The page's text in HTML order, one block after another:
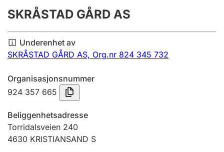
Årsregnskap
Innsending og forsinkelsesgebyr
Tinglysing
Jeger
Betaling og jegeravgiftskort
SKRÅSTAD GÅRD AS
Underenhet av
SKRÅSTAD GÅRD AS, Org.nr 824 345 732
Organisasjonsnummer
924 357 665
Beliggenhetsadresse
Torridalsveien 240
4630 KRISTIANSAND S